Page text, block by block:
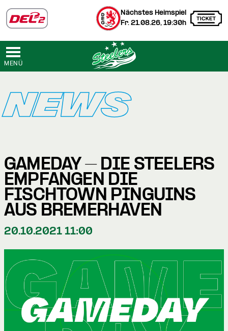
Nächstes Heimspiel
Fr. 21.08.26, 19:30h
MENÜ
NEWS
GAMEDAY – DIE STEELERS
EMPFANGEN DIE
FISCHTOWN PINGUINS
AUS BREMERHAVEN
20.10.2021 11:00